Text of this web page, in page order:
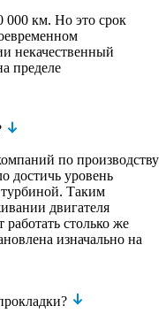
км. Но это срок
некачественный
пределе
по производству
достичь уровень
турбиной. Таким
двигателя
столько же
изначально на